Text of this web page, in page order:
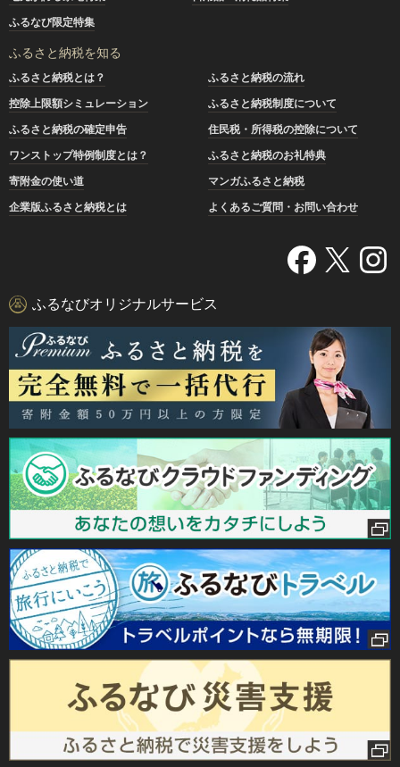
ふるなび限定特集
ふるさと納税を知る
ふるさと納税とは？
ふるさと納税の流れ
控除上限額シミュレーション
ふるさと納税制度について
ふるさと納税の確定申告
住民税・所得税の控除について
ワンストップ特例制度とは？
ふるさと納税のお礼特典
寄附金の使い道
マンガふるさと納税
企業版ふるさと納税とは
よくあるご質問・お問い合わせ
ふるなびオリジナルサービス